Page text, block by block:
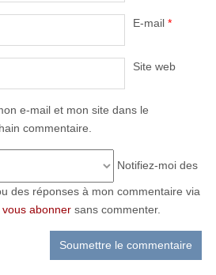
E-mail *
Site web
e-mail et mon site dans le
commentaire.
Notifiez-moi des
des réponses à mon commentaire via
vous abonnersans commenter.